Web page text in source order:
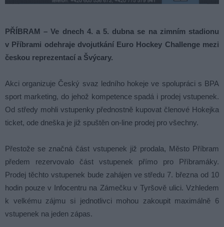
PŘÍBRAM – Ve dnech 4. a 5. dubna se na zimním stadionu
v Příbrami odehraje dvojutkání Euro Hockey Challenge mezi
českou reprezentací a Švýcary.
Akci organizuje Český svaz ledního hokeje ve spolupráci s BPA
sport marketing, do jehož kompetence spadá i prodej vstupenek.
Od středy mohli vstupenky přednostně kupovat členové Hokejka
ticket, ode dneška je již spuštěn on-line prodej pro všechny.
Přestože se značná část vstupenek již prodala, Město Příbram
předem rezervovalo část vstupenek přímo pro Příbramáky.
Prodej těchto vstupenek bude zahájen ve středu 7. března od 10
hodin pouze v Infocentru na Zámečku v Tyršově ulici. Vzhledem
k velkému zájmu si jednotlivci mohou zakoupit maximálně 6
vstupenek na jeden zápas.